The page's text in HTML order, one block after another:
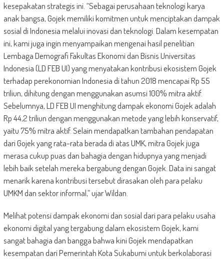
kesepakatan strategis ini. “Sebagai perusahaan teknologi karya
anak bangsa, Gojek memiliki komitmen untuk menciptakan dampak
sosial di Indonesia melalui inovasi dan teknologi. Dalam kesempatan
ini, kami juga ingin menyampaikan mengenai hasil penelitian
Lembaga Demografi Fakultas Ekonomi dan Bisnis Universitas
Indonesia (LD FEB UI) yang menyatakan kontribusi ekosistem Gojek
terhadap perekonomian Indonesia di tahun 2018 mencapai Rp 55
triliun, dihitung dengan menggunakan asumsi 100% mitra aktif.
Sebelumnya, LD FEB UI menghitung dampak ekonomi Gojek adalah
Rp 44,2 triliun dengan menggunakan metode yang lebih konservatif,
yaitu 75% mitra aktif. Selain mendapatkan tambahan pendapatan
dari Gojek yang rata-rata berada di atas UMK, mitra Gojek juga
merasa cukup puas dan bahagia dengan hidupnya yang menjadi
lebih baik setelah mereka bergabung dengan Gojek. Data ini sangat
menarik karena kontribusi tersebut dirasakan oleh para pelaku
UMKM dan sektor informal,” ujar ​Wildan​.
Melihat potensi dampak ekonomi dan sosial dari para pelaku usaha
ekonomi digital yang tergabung dalam ekosistem Gojek, kami
sangat bahagia dan bangga bahwa kini Gojek mendapatkan
kesempatan dari Pemerintah Kota Sukabumi untuk berkolaborasi